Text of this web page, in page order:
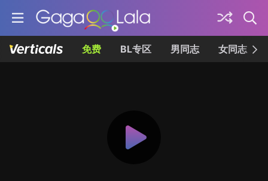
免费 BL专区 男同志 女同志